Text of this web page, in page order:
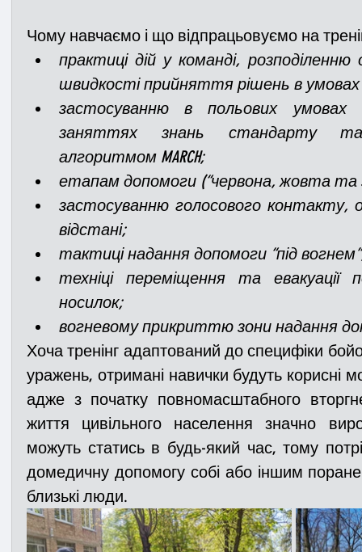
Чому навчаємо і що відпрацьовуємо на
практиці дій у команді, розподіленню
швидкості прийняття рішень в
застосуванню в польових
заняттях знань стандарту
алгоритмом MARCH;
етапам допомоги (“червона, жовта та
застосуванню голосового контакту,
відстані;
тактиці надання допомоги “під
техніці переміщення та евакуації
носилок;
вогневому прикриттю зони надання
Хоча тренінг адаптований до специфіки
уражень, отримані навички будуть корисні
адже з початку повномасштабного
життя цивільного населення значно
можуть статись в будь-який час, тому
домедичну допомогу собі або іншим
близькі люди.